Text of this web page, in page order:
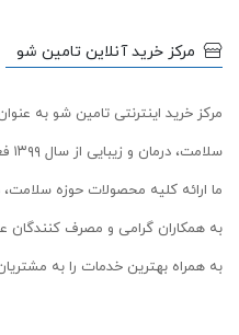
مرکز خرید آنلاین تامین شو
مرکز خرید اینترنتی تامین شو به
ما ارائه کلیه محصولات حوزه سلامت،
به همکاران گرامی و مصرف کنندگان
به همراه بهترین خدمات را به